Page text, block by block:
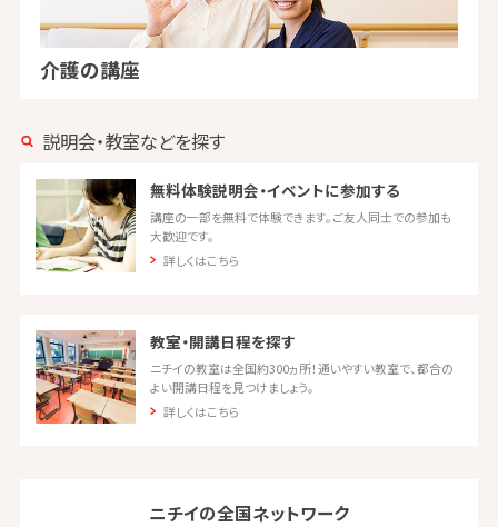
介護の講座
説明会・教室などを探す
無料体験説明会・イベントに参加する
講座の一部を無料で体験できます。ご友人同士での参加も
大歓迎です。
詳しくはこちら
教室・開講日程を探す
ニチイの教室は全国約300ヵ所！通いやすい教室で、都合の
よい開講日程を見つけましょう。
詳しくはこちら
ニチイの全国ネットワーク